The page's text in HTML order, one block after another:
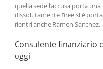
quella sede l’accusa porta
dissolutamente Bree si è
rientri anche Ramon Sanchez.
Consulente finanziario
oggi